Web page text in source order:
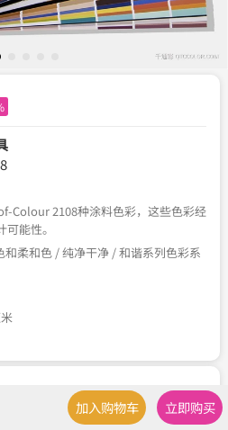
Colour 2108种涂料色彩，这些色彩经
能性。
柔和色 / 纯净干净 / 和谐系列色彩系
不可退换
加入购物车 立即购买